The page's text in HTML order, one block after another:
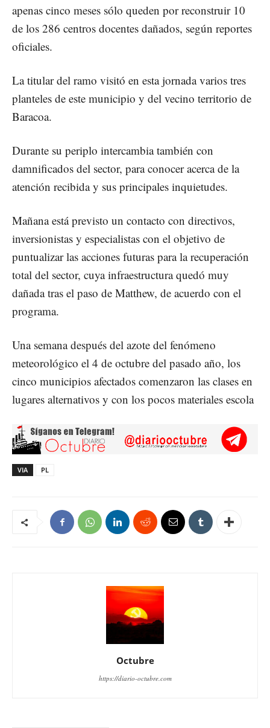
apenas cinco meses sólo queden por reconstruir 10
de los 286 centros docentes dañados, según reportes
oficiales.
La titular del ramo visitó en esta jornada varios tres
planteles de este municipio y del vecino territorio de
Baracoa.
Durante su periplo intercambia también con
damnificados del sector, para conocer acerca de la
atención recibida y sus principales inquietudes.
Mañana está previsto un contacto con directivos,
inversionistas y especialistas con el objetivo de
puntualizar las acciones futuras para la recuperación
total del sector, cuya infraestructura quedó muy
dañada tras el paso de Matthew, de acuerdo con el
programa.
Una semana después del azote del fenómeno
meteorológico el 4 de octubre del pasado año, los
cinco municipios afectados comenzaron las clases en
lugares alternativos y con los pocos materiales escola
VIA PL
Octubre
https://diario-octubre.com